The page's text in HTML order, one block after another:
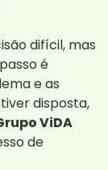
difícil, mas
é
e as
disposta,
ViDA
de